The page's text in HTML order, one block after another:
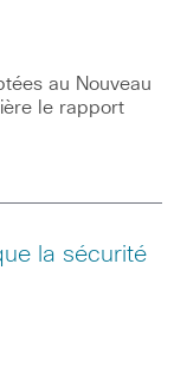
au Nouveau
le rapport
la sécurité